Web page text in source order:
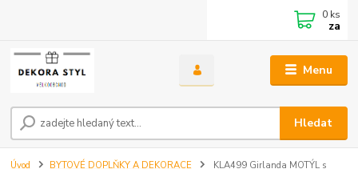
Menu
Hledat
0 ks
za
Úvod BYTOVÉ DOPLŇKY A DEKORACE
KLA499 Girlanda MOTÝL s